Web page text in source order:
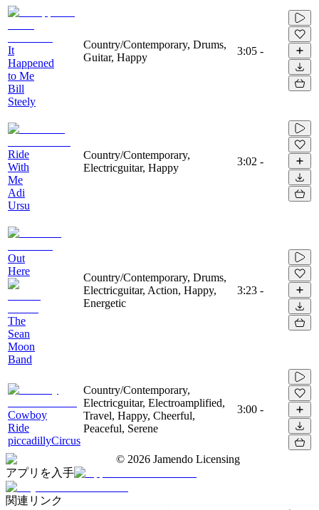
It
Happened
to Me
Bill
Steely
Country/Contemporary, Drums,
Guitar, Happy
3:05 -
Ride
With
Me
Adi
Ursu
Country/Contemporary,
Electricguitar, Happy
3:02 -
Out
Here
The
Sean
Moon
Band
Country/Contemporary, Drums,
Electricguitar, Action, Happy,
Energetic
3:23 -
Cowboy
Ride
piccadillyCircus
Country/Contemporary,
Electricguitar, Electroamplified,
Travel, Happy, Cheerful,
Peaceful, Serene
3:00 -
© 2026 Jamendo Licensing
アプリを入手
関連リンク